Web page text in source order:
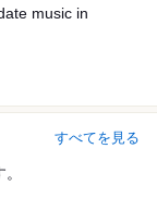
music in
すべてを見る